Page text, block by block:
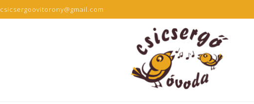
csicsergoovitorony@gmail.com